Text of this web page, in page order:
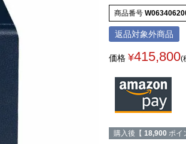
商品番号
返品対象外商品
価格 ¥415,800(
購入後【 18,900 ポイ